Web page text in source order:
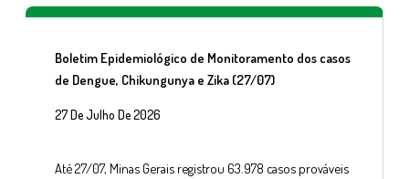
Boletim Epidemiológico de Monitoramento dos casos
de Dengue, Chikungunya e Zika (27/07)
27 De Julho De 2026
Até 27/07, Minas Gerais registrou 63.978 casos prováveis